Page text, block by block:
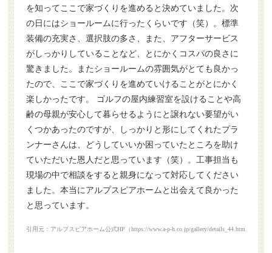
を知ってここで家づくりを進めると決めていました。次
の日にはショールームに行ったくらいです（笑）。標準
装備の充実さ、選択肢の多さ、また、アフターサービス
がしっかりしていることなど、とにかくコスパの良さに
驚きました。またショールームの雰囲気がとても良かっ
たので、ここで家づくりを進めていけることがとにかく
楽しかったです。 ゴルフの屋内練習室を設けることや高
齢の母親が安心して暮らせるようにと譲れない要望がい
くつかあったのですが、しっかりと形にしてくれたプラ
ンナーさんは、どうしていいか困っていたところを助け
ていただいた恩人だと思っています（笑）。工事担当も
現場の中で相談をすると親身になって対応してください
ました。本当にアルプスピアホームと出会えて良かった
と思っています。
引用元：アルプスピアホーム公式HP（https://www.a-p-h.co.jp/gallery/details_44.html）